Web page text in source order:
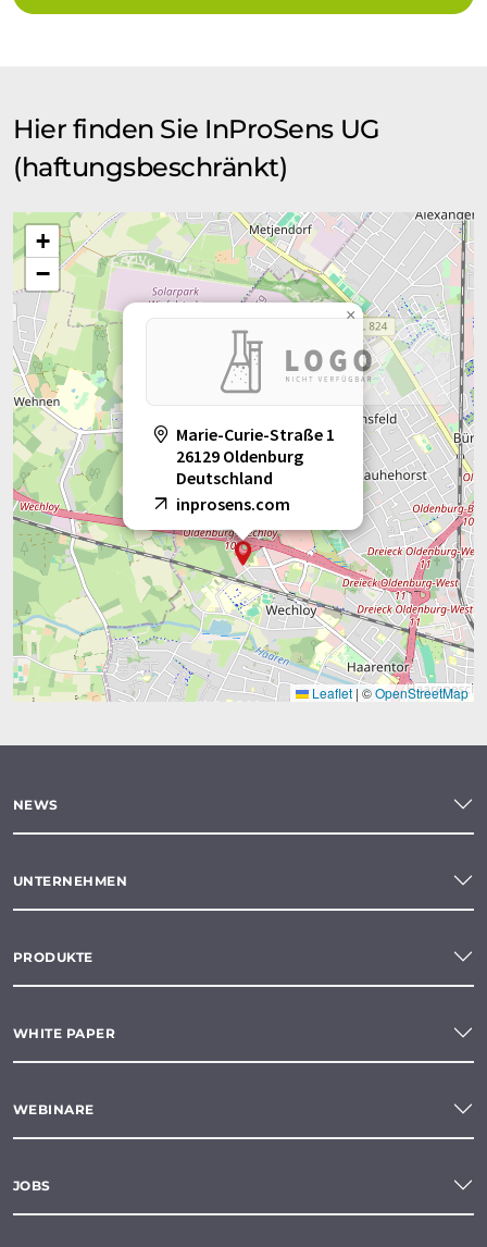
Hier finden Sie InProSens UG
(haftungsbeschränkt)
Marie-Curie-Straße 1
26129 Oldenburg
Deutschland
inprosens.com
×
+
−
Leaflet | ©OpenStreetMap
NEWS
UNTERNEHMEN
PRODUKTE
WHITE PAPER
WEBINARE
JOBS